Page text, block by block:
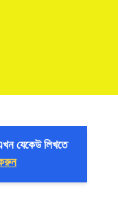
যেকেউ লিখতে